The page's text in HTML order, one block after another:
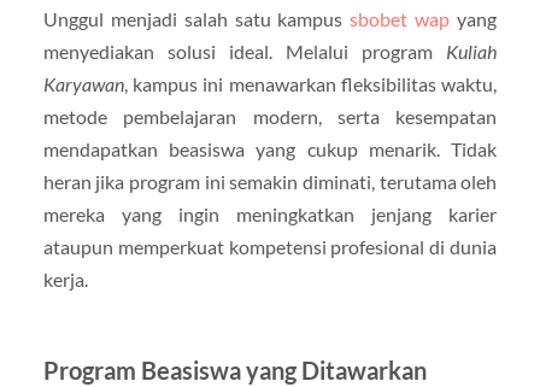
Unggul menjadi salah satu kampussbobet wap yang
menyediakan solusi ideal. Melalui program Kuliah
Karyawan, kampus ini menawarkan fleksibilitas waktu,
metode pembelajaran modern, serta kesempatan
mendapatkan beasiswa yang cukup menarik. Tidak
heran jika program ini semakin diminati, terutama oleh
mereka yang ingin meningkatkan jenjang karier
ataupun memperkuat kompetensi profesional di dunia
kerja.
Program Beasiswa yang Ditawarkan